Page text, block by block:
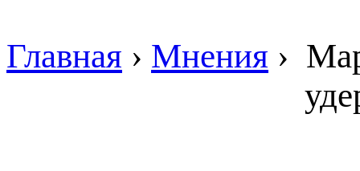
Главная › Мнения ›